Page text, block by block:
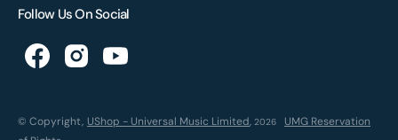
Follow Us On Social
© Copyright, UShop - Universal Music Limited, 2026
UMG Reservation